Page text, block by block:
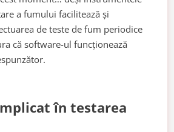
a fumului facilitează și
de teste de fum periodice
că software-ul funcționează
în testarea